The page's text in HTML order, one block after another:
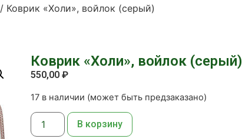
/ Коврик «Холи», войлок (серый)
Коврик «Холи», войлок (серый)
550,00 ₽
17 в наличии (может быть предзаказано)
В корзину